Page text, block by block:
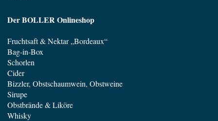
Der BOLLER Onlineshop
Fruchtsaft & Nektar „Bordeaux“
Bag-in-Box
Schorlen
Cider
Bizzler, Obstschaumwein, Obstweine
Sirupe
Obstbrände & Liköre
Whisky